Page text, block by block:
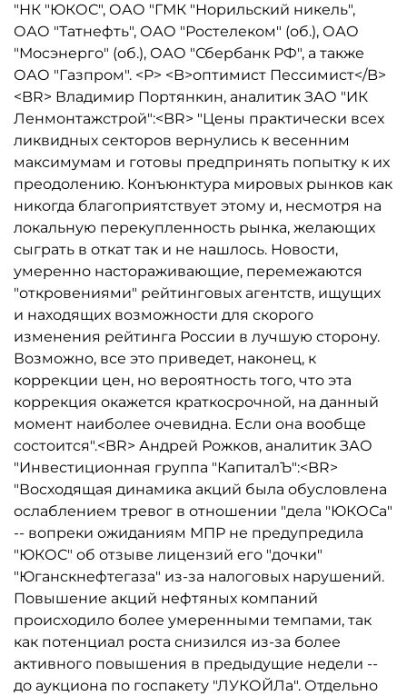
"НК "ЮКОС", ОАО "ГМК "Норильский никель",
ОАО "Татнефть", ОАО "Ростелеком" (об.), ОАО
"Мосэнерго" (об.), ОАО "Сбербанк РФ", а также
ОАО "Газпром". <P> <B>оптимист Пессимист</B>
<BR> Владимир Портянкин, аналитик ЗАО "ИК
Ленмонтажстрой":<BR> "Цены практически всех
ликвидных секторов вернулись к весенним
максимумам и готовы предпринять попытку к их
преодолению. Конъюнктура мировых рынков как
никогда благоприятствует этому и, несмотря на
локальную перекупленность рынка, желающих
сыграть в откат так и не нашлось. Новости,
умеренно настораживающие, перемежаются
"откровениями" рейтинговых агентств, ищущих
и находящих возможности для скорого
изменения рейтинга России в лучшую сторону.
Возможно, все это приведет, наконец, к
коррекции цен, но вероятность того, что эта
коррекция окажется краткосрочной, на данный
момент наиболее очевидна. Если она вообще
состоится".<BR> Андрей Рожков, аналитик ЗАО
"Инвестиционная группа "КапиталЪ":<BR>
"Восходящая динамика акций была обусловлена
ослаблением тревог в отношении "дела "ЮКОСа"
-- вопреки ожиданиям МПР не предупредила
"ЮКОС" об отзыве лицензий его "дочки"
"Юганскнефтегаза" из-за налоговых нарушений.
Повышение акций нефтяных компаний
происходило более умеренными темпами, так
как потенциал роста снизился из-за более
активного повышения в предыдущие недели --
до аукциона по госпакету "ЛУКОЙЛа". Отдельно